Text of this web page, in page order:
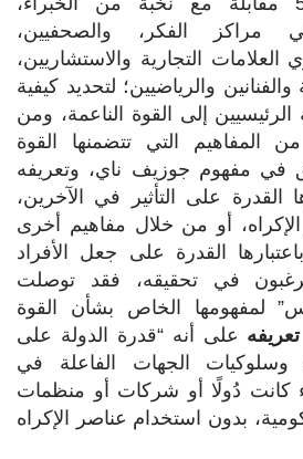
مراكز الفكر، والصحفيين،
العلامات التجارية والاستشاريين،
والفنانين والرياضيين؛ لتحديد كيفية
إلى القوة الناعمة، ومن
المفاهيم التي تتضمنها القوة
في مفهوم جوزيف ناي، وتعريفه
القدرة على التأثير في الآخرين،
أو من خلال مفاهيم أخرى
القدرة على جعل الأفراد
في تحقيقه، فقد توصلت
لمفهومها الخاص بشأن القوة
تعريفه على أنه “قدرة الدولة على
وسلوكيات الجهات الفاعلة في
كانت دُولًا أو شركات أو منظمات
بدون استخدام عناصر الإكراه